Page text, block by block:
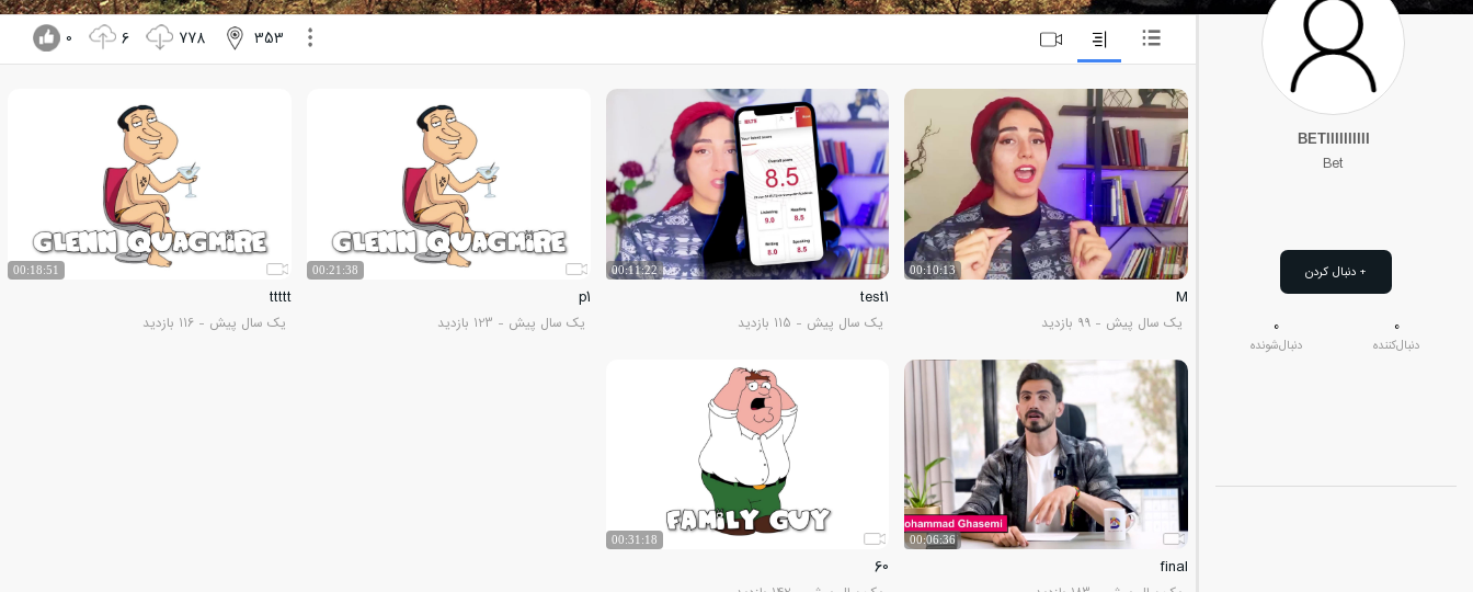
BETIIIIIIIIII
Bet
+ دنبال کردن
0
دنبال‌کننده
0
دنبال‌شونده
0 6 778 353
00:10:13
M
یک سال پیش - 99 بازدید
00:11:22
test1
یک سال پیش - 115 بازدید
00:21:38
p1
یک سال پیش - 123 بازدید
00:18:51
ttttt
یک سال پیش - 116 بازدید
00:06:36
final
00:31:18
60